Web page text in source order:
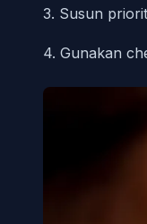
3. Susun
4. Gunakan